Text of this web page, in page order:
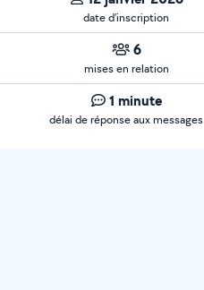
date d’inscription
6
mises en relation
1 minute
délai de réponse aux messages